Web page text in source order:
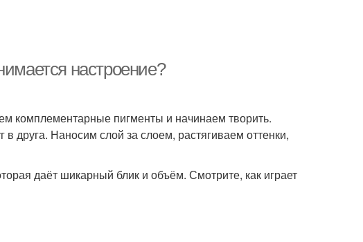
настроение?
комплементарные пигменты и начинаем творить.
друга. Наносим слой за слоем, растягиваем оттенки,
даёт шикарный блик и объём. Смотрите, как играет